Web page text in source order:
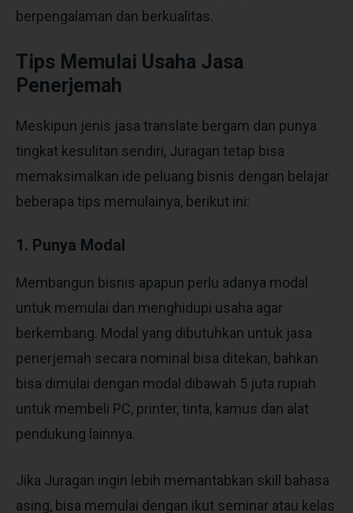
berpengalaman dan berkualitas.
Tips Memulai Usaha Jasa
Penerjemah
Meskipun jenis jasa translate bergam dan punya
tingkat kesulitan sendiri, Juragan tetap bisa
memaksimalkan ide peluang bisnis dengan belajar
beberapa tips memulainya, berikut ini:
1. Punya Modal
Membangun bisnis apapun perlu adanya modal
untuk memulai dan menghidupi usaha agar
berkembang. Modal yang dibutuhkan untuk jasa
penerjemah secara nominal bisa ditekan, bahkan
bisa dimulai dengan modal dibawah 5 juta rupiah
untuk membeli PC, printer, tinta, kamus dan alat
pendukung lainnya.
Jika Juragan ingin lebih memantabkan skill bahasa
asing, bisa memulai dengan ikut seminar atau kelas